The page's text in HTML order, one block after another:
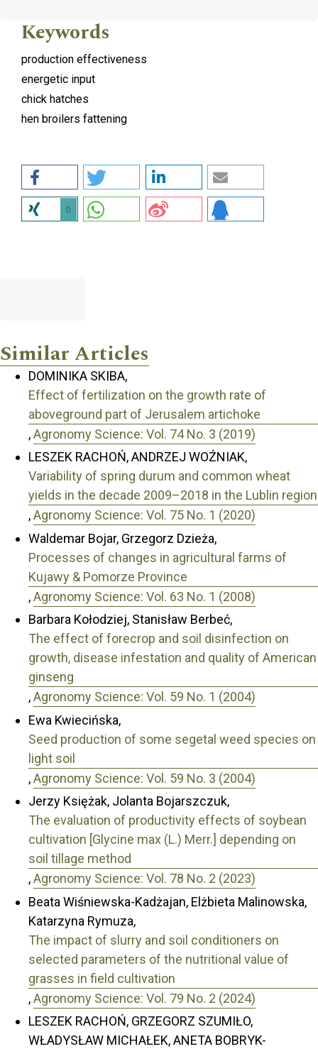
Keywords
production effectiveness
energetic input
chick hatches
hen broilers fattening
0
Similar Articles
DOMINIKA SKIBA,
Effect of fertilization on the growth rate of
aboveground part of Jerusalem artichoke
,Agronomy Science: Vol. 74 No. 3 (2019)
LESZEK RACHOŃ, ANDRZEJ WOŹNIAK,
Variability of spring durum and common wheat
yields in the decade 2009–2018 in the Lublin region
,Agronomy Science: Vol. 75 No. 1 (2020)
Waldemar Bojar, Grzegorz Dzieża,
Processes of changes in agricultural farms of
Kujawy & Pomorze Province
,Agronomy Science: Vol. 63 No. 1 (2008)
Barbara Kołodziej, Stanisław Berbeć,
The effect of forecrop and soil disinfection on
growth, disease infestation and quality of American
ginseng
,Agronomy Science: Vol. 59 No. 1 (2004)
Ewa Kwiecińska,
Seed production of some segetal weed species on
light soil
,Agronomy Science: Vol. 59 No. 3 (2004)
Jerzy Księżak, Jolanta Bojarszczuk,
The evaluation of productivity effects of soybean
cultivation [Glycine max (L.) Merr.] depending on
soil tillage method
,Agronomy Science: Vol. 78 No. 2 (2023)
Beata Wiśniewska-Kadżajan, Elżbieta Malinowska,
Katarzyna Rymuza,
The impact of slurry and soil conditioners on
selected parameters of the nutritional value of
grasses in field cultivation
,Agronomy Science: Vol. 79 No. 2 (2024)
LESZEK RACHOŃ, GRZEGORZ SZUMIŁO,
WŁADYSŁAW MICHAŁEK, ANETA BOBRYK-